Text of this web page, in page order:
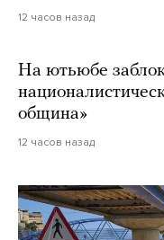
12 часов назад
На ютьюбе
община»
12 часов назад